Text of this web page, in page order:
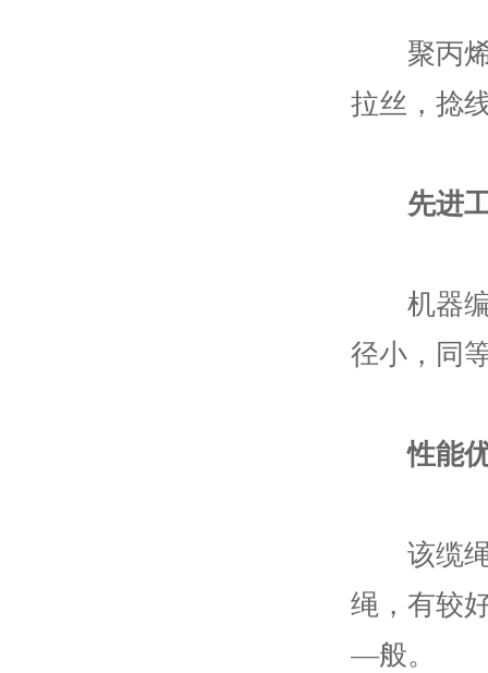
聚丙烯
拉丝，捻
先进
机器编
径小，同
性能
该缆绳
绳，有较
—般。